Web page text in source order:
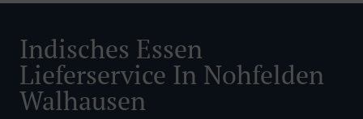
Indisches Essen
Lieferservice In Nohfelden
Walhausen